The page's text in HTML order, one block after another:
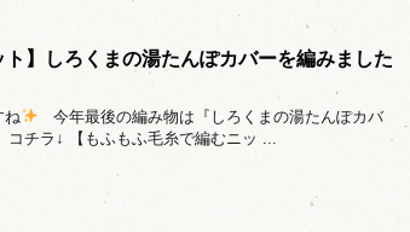
ト】しろくまの湯たんぽカバーを編みました
ね
今年最後の編み物は『しろくまの湯たんぽカバ
チラ↓ 【もふもふ毛糸で編むニッ ...